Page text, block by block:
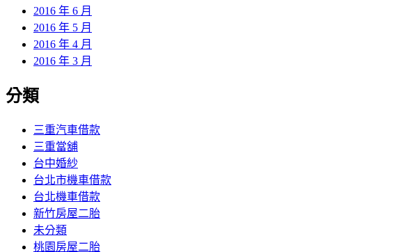
2016 年 6 月
2016 年 5 月
2016 年 4 月
2016 年 3 月
分類
三重汽車借款
三重當舖
台中婚紗
台北市機車借款
台北機車借款
新竹房屋二胎
未分類
桃園房屋二胎